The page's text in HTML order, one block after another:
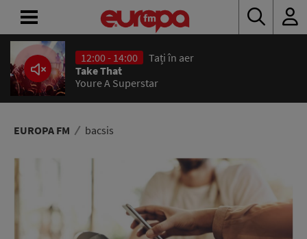
12:00 - 14:00
Tați în aer
Take That
Youre A Superstar
EUROPA FM bacsis
ACASĂ
ȘTIRI
RADIO
CONCURSURI
ASCULTĂ